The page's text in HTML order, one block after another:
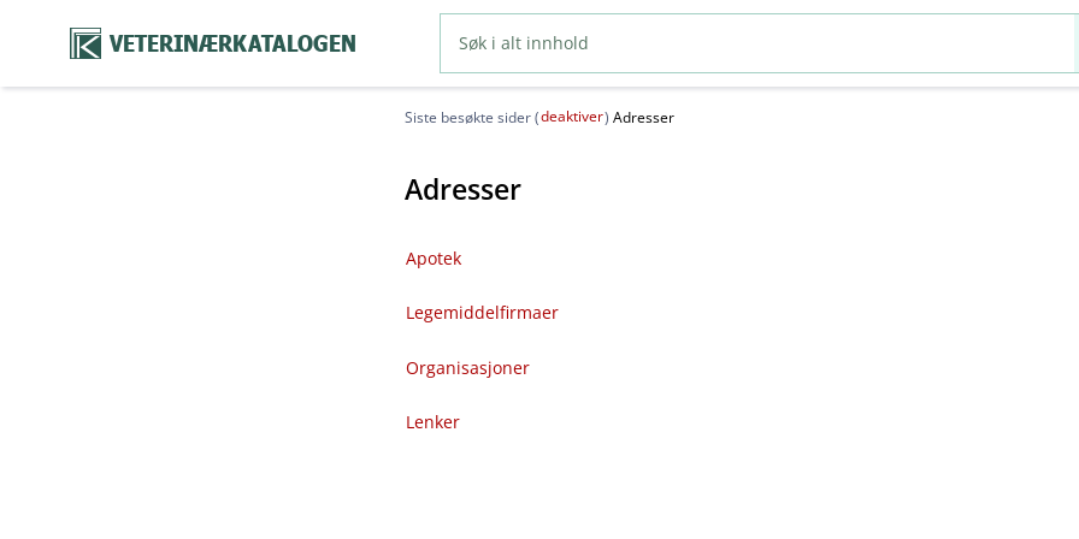
VETERINÆRKATALOGEN
Siste besøkte sider (deaktiver) Adresser
Adresser
Apotek
Legemiddelfirmaer
Organisasjoner
Lenker